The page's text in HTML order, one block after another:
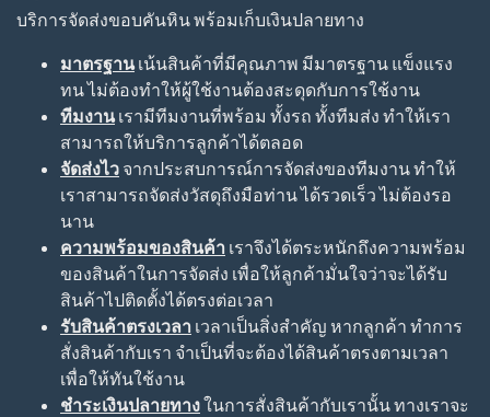
บริการจัดส่งขอบคันหิน พร้อมเก็บเงินปลายทาง
มาตรฐานเน้นสินค้าที่มีคุณภาพ มีมาตรฐาน แข็งแรง
ทน ไม่ต้องทำให้ผู้ใช้งานต้องสะดุดกับการใช้งาน
ทีมงานเรามีทีมงานที่พร้อม ทั้งรถ ทั้งทีมส่ง ทำให้เรา
สามารถให้บริการลูกค้าได้ตลอด
จัดส่งไว จากประสบการณ์การจัดส่งของทีมงาน ทำให้
เราสามารถจัดส่งวัสดุถึงมือท่าน ได้รวดเร็ว ไม่ต้องรอ
นาน
ความพร้อมของสินค้า เราจึงได้ตระหนักถึงความพร้อม
ของสินค้าในการจัดส่ง เพื่อให้ลูกค้ามั่นใจว่าจะได้รับ
สินค้าไปติดตั้งได้ตรงต่อเวลา
รับสินค้าตรงเวลา เวลาเป็นสิ่งสำคัญ หากลูกค้า ทำการ
สั่งสินค้ากับเรา จำเป็นที่จะต้องได้สินค้าตรงตามเวลา
เพื่อให้ทันใช้งาน
ชำระเงินปลายทางในการสั่งสินค้ากับเรานั้น ทางเราจะ